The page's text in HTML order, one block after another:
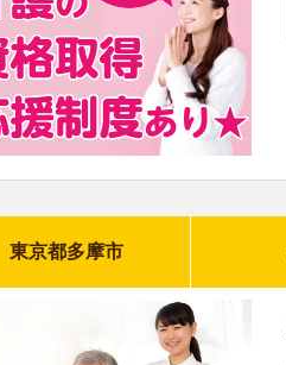
東京都多摩市